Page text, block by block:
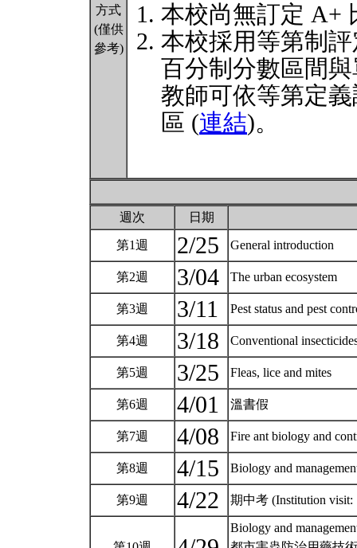
方式
(僅供
參考)
本校尚無訂定 A+
本校採用等第制
百分制分數區間
教師可依等第定
區 (連結)。
週次 日期
第1週 2/25 General introduction
第2週 3/04 The urban ecosystem
第3週 3/11 Pest status and pest
第4週 3/18 Conventional
第5週 3/25 Fleas, lice and mites
第6週 4/01 溫書假
第7週 4/08 Fire ant biology and
第8週 4/15 Biology and
第9週 4/22 期中考 (Institution visit:
Biology and